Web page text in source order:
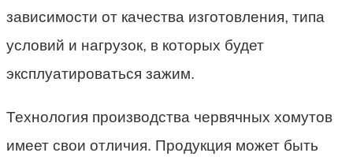
зависимости от качества изготовления, типа
условий и нагрузок, в которых будет
эксплуатироваться зажим.
Технология производства червячных хомутов
имеет свои отличия. Продукция может быть